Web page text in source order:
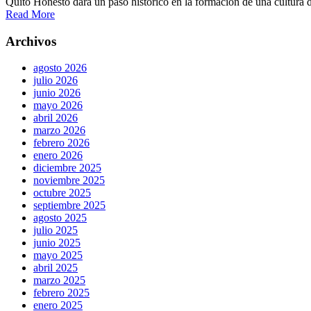
Read More
Archivos
agosto 2026
julio 2026
junio 2026
mayo 2026
abril 2026
marzo 2026
febrero 2026
enero 2026
diciembre 2025
noviembre 2025
octubre 2025
septiembre 2025
agosto 2025
julio 2025
junio 2025
mayo 2025
abril 2025
marzo 2025
febrero 2025
enero 2025